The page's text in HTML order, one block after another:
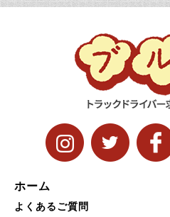
ホーム
よくあるご質問